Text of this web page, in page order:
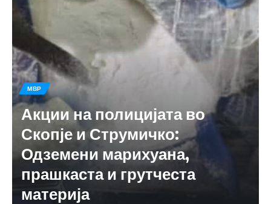
МВР
Акции на полицијата во
Скопје и Струмичко:
Одземени марихуана,
прашкаста и грутчеста
материја